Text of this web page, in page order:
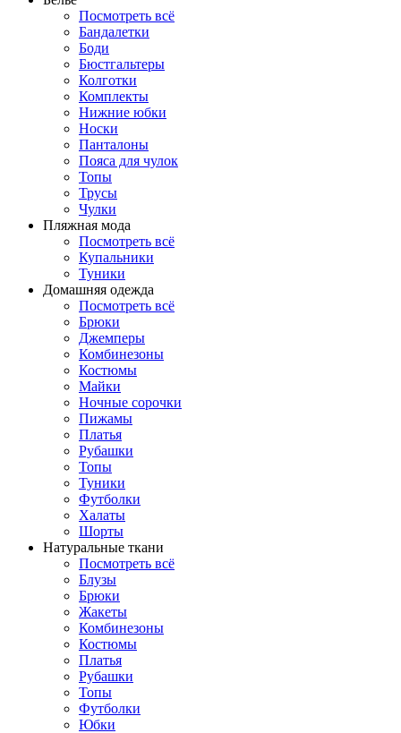
Посмотреть всё
Бандалетки
Боди
Бюстгальтеры
Колготки
Комплекты
Нижние юбки
Носки
Панталоны
Поясa для чулок
Топы
Трусы
Чулки
Пляжная мода
Посмотреть всё
Купальники
Туники
Домашняя одежда
Посмотреть всё
Брюки
Джемперы
Комбинезоны
Костюмы
Майки
Ночные сорочки
Пижамы
Платья
Рубашки
Топы
Туники
Футболки
Халаты
Шорты
Натуральные ткани
Посмотреть всё
Блузы
Брюки
Жакеты
Комбинезоны
Костюмы
Платья
Рубашки
Топы
Футболки
Юбки